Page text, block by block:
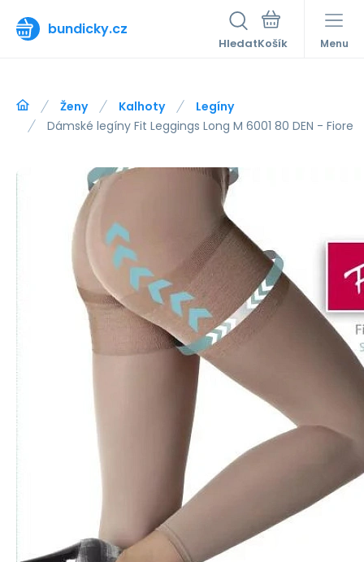
bundicky.cz
Hledat Menu
Ženy Kalhoty
Legíny
Dámské legíny Fit Leggings Long M 6001 80 DEN - Fiore